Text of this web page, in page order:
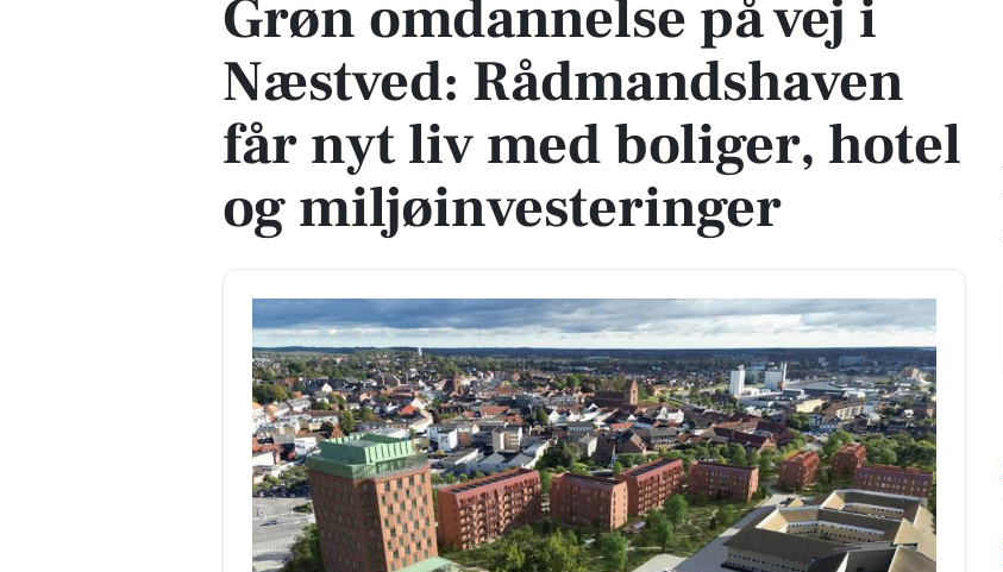
Grøn omdannelse på vej i
Næstved: Rådmandshaven
får nyt liv med boliger, hotel
og miljøinvesteringer